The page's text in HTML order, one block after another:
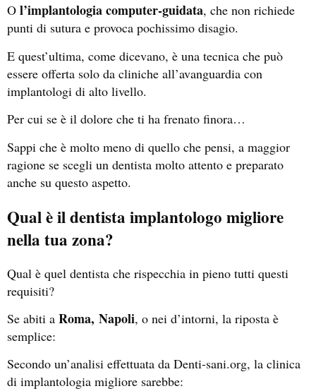
O l’implantologia computer-guidata, che non richiede
punti di sutura e provoca pochissimo disagio.
E quest’ultima, come dicevano, è una tecnica che può
essere offerta solo da cliniche all’avanguardia con
implantologi di alto livello.
Per cui se è il dolore che ti ha frenato finora…
Sappi che è molto meno di quello che pensi, a maggior
ragione se scegli un dentista molto attento e preparato
anche su questo aspetto.
Qual è il dentista implantologo migliore
nella tua zona?
Qual è quel dentista che rispecchia in pieno tutti questi
requisiti?
Se abiti a Roma, Napoli, o nei d’intorni, la riposta è
semplice:
Secondo un’analisi effettuata da Denti-sani.org, la clinica
di implantologia migliore sarebbe: